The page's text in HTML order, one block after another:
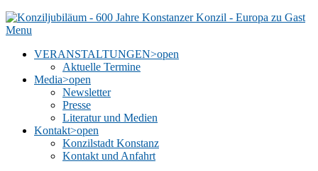
Menu
VERANSTALTUNGEN>open
Aktuelle Termine
Media>open
Newsletter
Presse
Literatur und Medien
Kontakt>open
Konzilstadt Konstanz
Kontakt und Anfahrt